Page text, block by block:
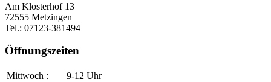
Am Klosterhof 13
72555 Metzingen
Tel.: 07123-381494
Öffnungszeiten
Mittwoch :
9-12 Uhr